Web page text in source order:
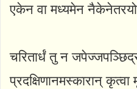
एकेन वा मध्यमेन
चरितार्धं तु न
प्रदक्षिणानमस्कारान्